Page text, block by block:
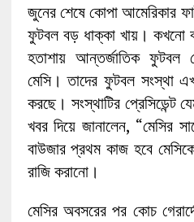
জুনের শেষে কোপা আমেরিকার
ফুটবল বড় ধাক্কা খায়। কখনো
হতাশায় আন্তর্জাতিক ফুটবল
মেসি। তাদের ফুটবল সংস্থা
করছে। সংস্থাটির প্রেসিডেন্ট
খবর দিয়ে জানালেন, “মেসির
বাউজার প্রথম কাজ হবে
রাজি করানো।
মেসির অবসরের পর কোচ